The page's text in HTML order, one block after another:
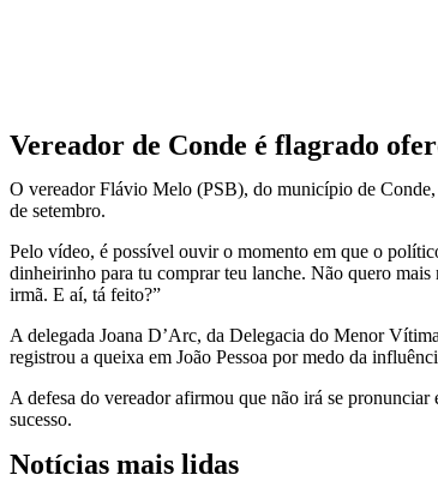
Vereador de Conde é flagrado
O vereador Flávio Melo (PSB), do município de
de setembro.
Pelo vídeo, é possível ouvir o momento em que o
dinheirinho para tu comprar teu lanche. Não quero
irmã. E aí, tá feito?”
A delegada Joana D’Arc, da Delegacia do Menor
registrou a queixa em João Pessoa por medo da
A defesa do vereador afirmou que não irá se
sucesso.
Notícias mais lidas